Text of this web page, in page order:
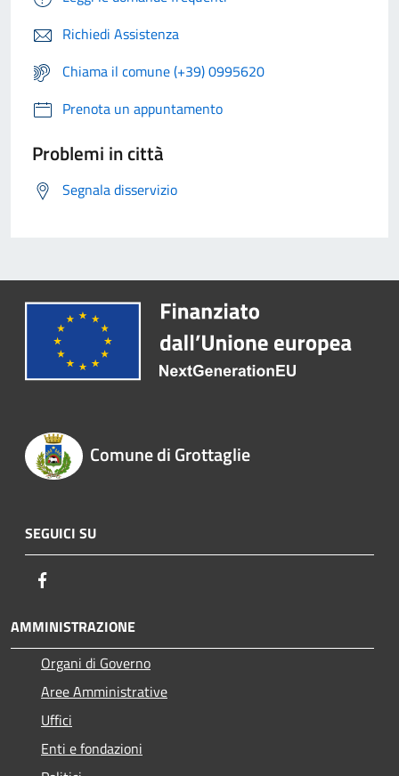
Richiedi Assistenza
Chiama il comune (+39) 0995620
Prenota un appuntamento
Problemi in città
Segnala disservizio
Comune di Grottaglie
SEGUICI SU
AMMINISTRAZIONE
Organi di Governo
Aree Amministrative
Uffici
Enti e fondazioni